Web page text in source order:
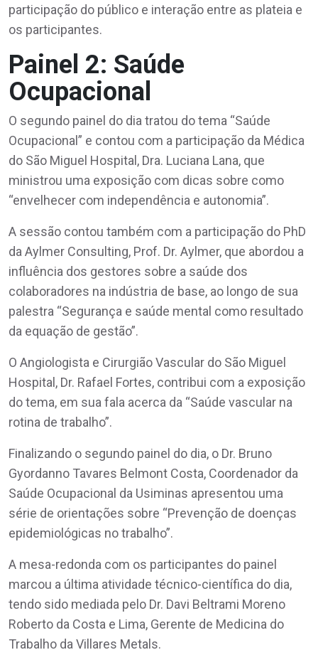
participação do público e interação entre as plateia e
os participantes.
Painel 2: Saúde
Ocupacional
O segundo painel do dia tratou do tema “Saúde
Ocupacional” e contou com a participação da Médica
do São Miguel Hospital, Dra. Luciana Lana, que
ministrou uma exposição com dicas sobre como
“envelhecer com independência e autonomia”.
A sessão contou também com a participação do PhD
da Aylmer Consulting, Prof. Dr. Aylmer, que abordou a
influência dos gestores sobre a saúde dos
colaboradores na indústria de base, ao longo de sua
palestra “Segurança e saúde mental como resultado
da equação de gestão”.
O Angiologista e Cirurgião Vascular do São Miguel
Hospital, Dr. Rafael Fortes, contribui com a exposição
do tema, em sua fala acerca da “Saúde vascular na
rotina de trabalho”.
Finalizando o segundo painel do dia, o Dr. Bruno
Gyordanno Tavares Belmont Costa, Coordenador da
Saúde Ocupacional da Usiminas apresentou uma
série de orientações sobre “Prevenção de doenças
epidemiológicas no trabalho”.
A mesa-redonda com os participantes do painel
marcou a última atividade técnico-científica do dia,
tendo sido mediada pelo Dr. Davi Beltrami Moreno
Roberto da Costa e Lima, Gerente de Medicina do
Trabalho da Villares Metals.